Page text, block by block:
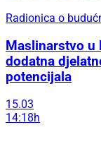
Radionica o
Maslinarstvo u
dodatna
potencijala
15.03
14:18h